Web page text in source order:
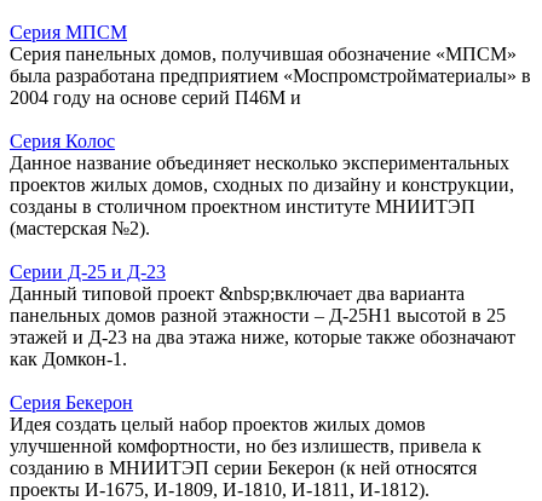
Серия МПСМ
Серия панельных домов, получившая обозначение «МПСМ»
была разработана предприятием «Моспромстройматериалы» в
2004 году на основе серий П46М и
Серия Колос
Данное название объединяет несколько экспериментальных
проектов жилых домов, сходных по дизайну и конструкции,
созданы в столичном проектном институте МНИИТЭП
(мастерская №2).
Серии Д-25 и Д-23
Данный типовой проект &nbsp;включает два варианта
панельных домов разной этажности – Д-25Н1 высотой в 25
этажей и Д-23 на два этажа ниже, которые также обозначают
как Домкон-1.
Серия Бекерон
Идея создать целый набор проектов жилых домов
улучшенной комфортности, но без излишеств, привела к
созданию в МНИИТЭП серии Бекерон (к ней относятся
проекты И-1675, И-1809, И-1810, И-1811, И-1812).